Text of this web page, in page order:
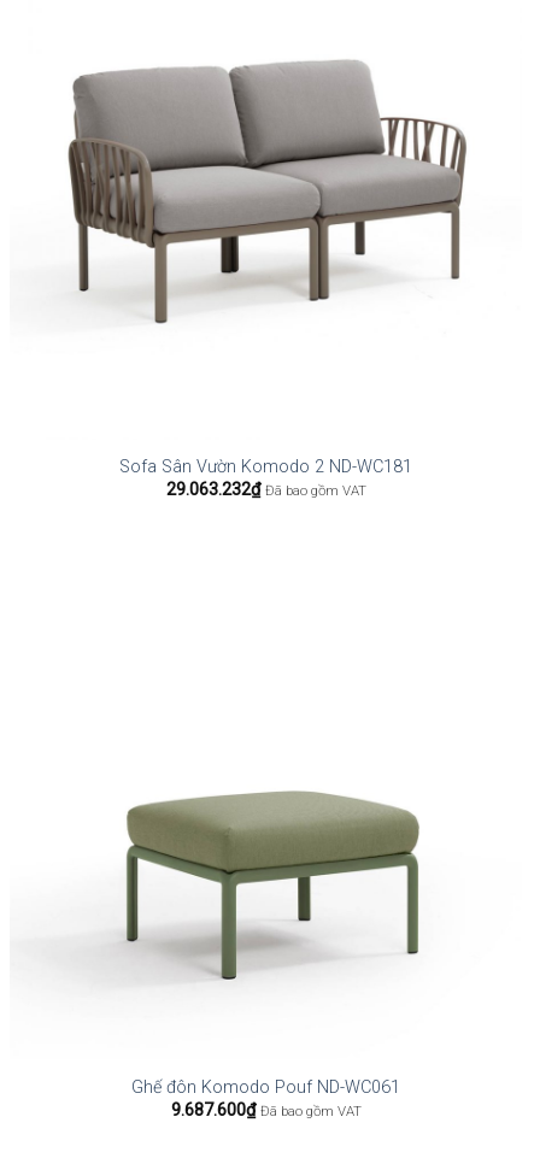
Sofa Sân Vườn Komodo 2 ND-WC181
29.063.232₫ Đã bao gồm VAT
Ghế đôn Komodo Pouf ND-WC061
9.687.600₫ Đã bao gồm VAT